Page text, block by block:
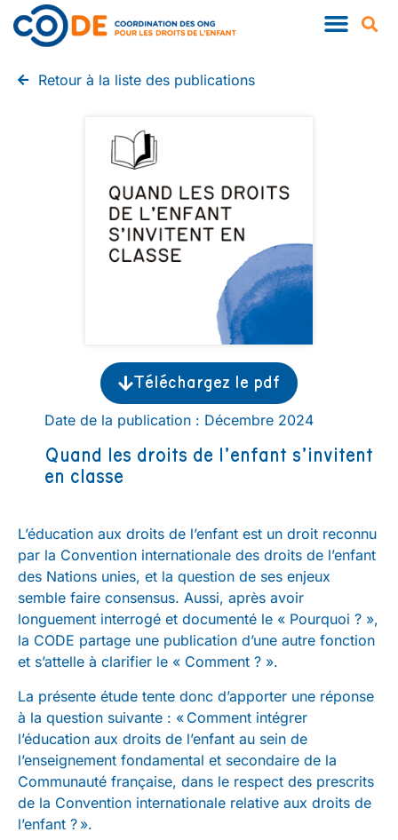
Retour à la liste des publications
Téléchargez le pdf
Date de la publication : Décembre 2024
Quand les droits de l’enfant s’invitent
en classe
L’éducation aux droits de l’enfant est un droit reconnu
par la Convention internationale des droits de l’enfant
des Nations unies, et la question de ses enjeux
semble faire consensus. Aussi, après avoir
longuement interrogé et documenté le « Pourquoi ? »,
la CODE partage une publication d’une autre fonction
et s’attelle à clarifier le « Comment ? ».
La présente étude tente donc d’apporter une réponse
à la question suivante : « Comment intégrer
l’éducation aux droits de l’enfant au sein de
l’enseignement fondamental et secondaire de la
Communauté française, dans le respect des prescrits
de la Convention internationale relative aux droits de
l’enfant ? ».